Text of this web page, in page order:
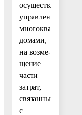
осуществляющим
управление
многоквартирными
домами,
на возме-
щение
части
затрат,
связанных
с